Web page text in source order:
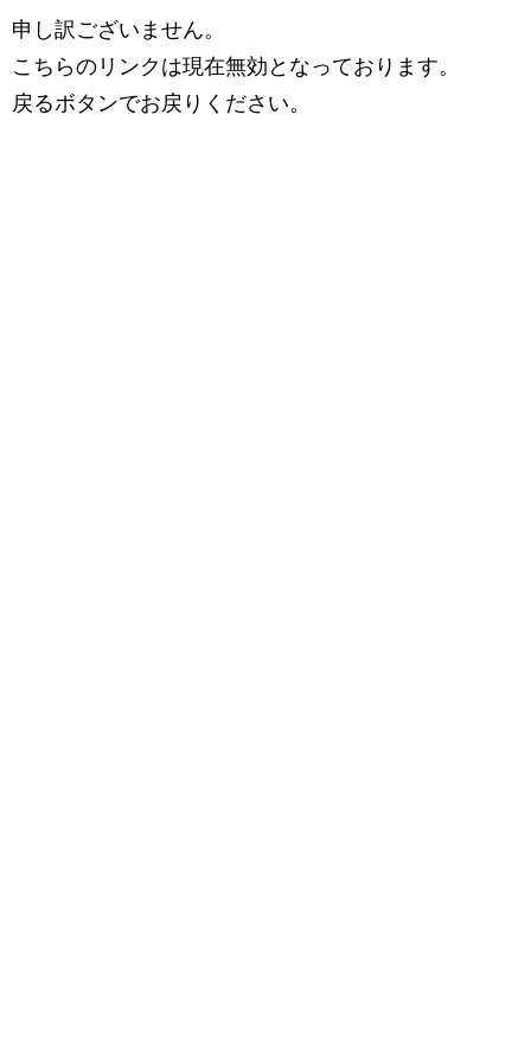
申し訳ございません。
こちらのリンクは現在無効となっております。
戻るボタンでお戻りください。